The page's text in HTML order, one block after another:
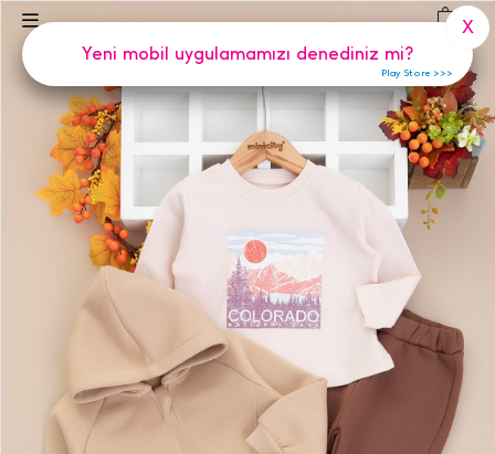
0 )
Yeni mobil uygulamamızı denediniz mi?
X
Play Store >>>